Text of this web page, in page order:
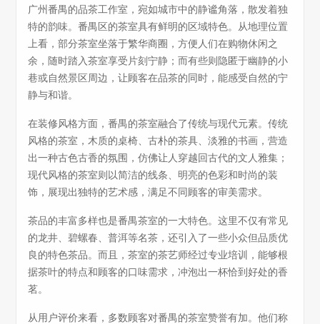
广州番禺的品茶工作室，宛如城市中的静谧角落，散发着独
特的韵味。番禺区的茶室具有鲜明的区域特色。从地理位置
上看，部分茶室坐落于繁华商圈，方便人们在购物休闲之
余，随时踏入茶室享受片刻宁静；而有些则隐匿于幽静的小
巷或自然景区周边，让顾客在品茶的同时，能感受自然的宁
静与和谐。
在装修风格方面，番禺的茶室融合了传统与现代元素。传统
风格的茶室，木质的桌椅、古朴的茶具、淡雅的书画，营造
出一种古色古香的氛围，仿佛让人穿越回古代的文人雅集；
现代风格的茶室则以简洁的线条、明亮的色彩和时尚的装
饰，展现出独特的艺术感，满足不同顾客的审美需求。
茶品的丰富多样也是番禺茶室的一大特色。这里不仅有常见
的龙井、碧螺春、普洱等名茶，还引入了一些小众但品质优
良的特色茶品。而且，茶室的茶艺师经过专业培训，能够根
据茶叶的特点和顾客的口味需求，冲泡出一杯恰到好处的香
茗。
从用户评价来看，多数顾客对番禺的茶室赞誉有加。他们称